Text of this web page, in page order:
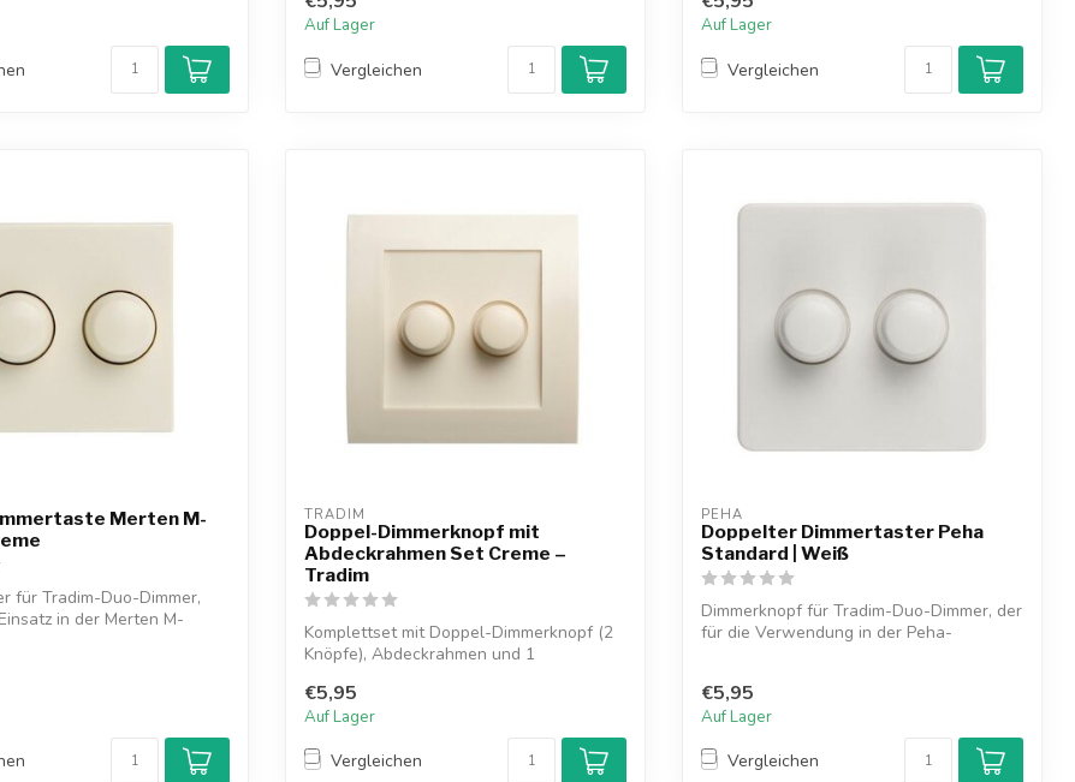
Auf Lager
Vergleichen
Auf Lager
Vergleichen
Merten M-
für Tradim-Duo-Dimmer,
in der Merten M-
TRADIM
Doppel-Dimmerknopf mit
Abdeckrahmen Set Creme –
Tradim
Komplettset mit Doppel-Dimmerknopf (2
Knöpfe), Abdeckrahmen und 1
€5,95
Auf Lager
Vergleichen
PEHA
Doppelter Dimmertaster Peha
Standard | Weiß
Dimmerknopf für Tradim-Duo-Dimmer, der
für die Verwendung in der Peha-
€5,95
Auf Lager
Vergleichen